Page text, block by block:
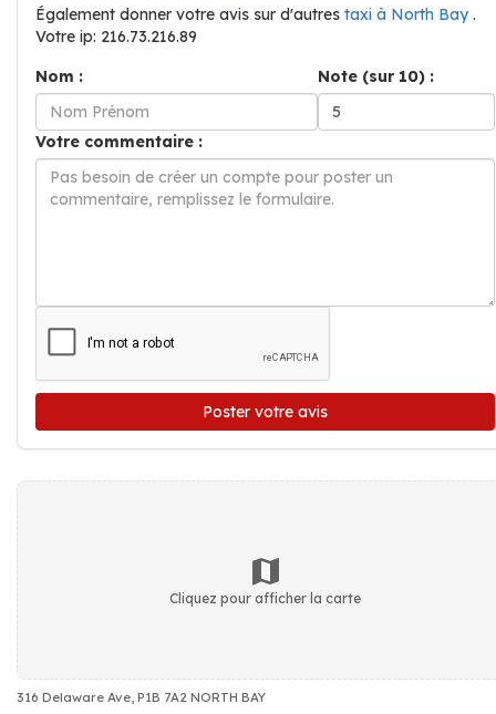
Également donner votre avis sur d'autres taxi à North Bay.
Votre ip: 216.73.216.89
Nom :
Note (sur 10) :
Votre commentaire :
Poster votre avis
Cliquez pour afficher la carte
316 Delaware Ave, P1B 7A2 NORTH BAY